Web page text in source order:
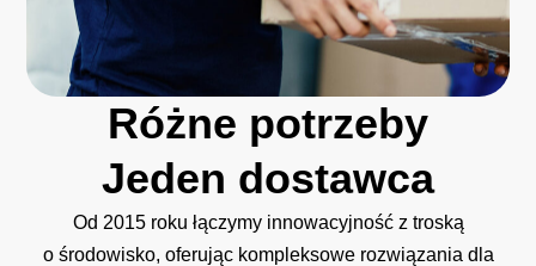
Różne potrzeby
Jeden dostawca
Od 2015 roku łączymy innowacyjność z troską
o środowisko, oferując kompleksowe rozwiązania dla